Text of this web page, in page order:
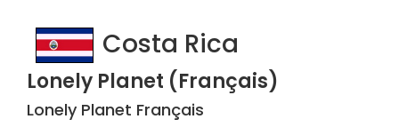
Costa Rica
Lonely Planet (Français)
Lonely Planet Français